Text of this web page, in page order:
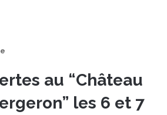
au “Château
les 6 et 7